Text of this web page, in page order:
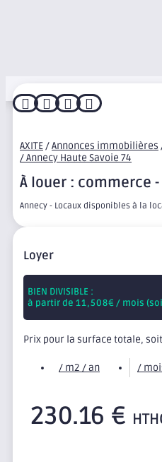
   
AXITE/Annonces immobilières
/ Annecy Haute Savoie 74
À louer : commerce -
Annecy - Locaux disponibles à la
Loyer
BIEN DIVISIBLE :
à partir de 11,508€ / mois
Prix pour la surface totale,
/ m2 / an /
230.16 €